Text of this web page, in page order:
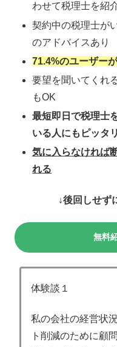
わせて税理士を紹
契約中の税理士が
のアドバイスあり
71.4%のユーザー
要望を聞いてくれ
もOK
最短即日で税理士
いる人にもピッタリ
気に入らなければ
れる
↓後回しせず
無料
体験談１
私の会社の経営状
ト削減のために顧